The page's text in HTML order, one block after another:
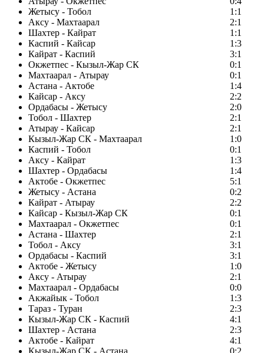
Жетысу - Тобол
1:1
Аксу - Махтаарал
2:1
Шахтер - Кайрат
1:1
Каспий - Кайсар
1:3
Кайрат - Каспий
3:1
Окжетпес - Кызыл-Жар СК
0:1
Махтаарал - Атырау
0:1
Астана - Актобе
1:4
Кайсар - Аксу
2:2
Ордабасы - Жетысу
2:0
Тобол - Шахтер
2:1
Атырау - Кайсар
2:1
Кызыл-Жар СК - Махтаарал
1:0
Каспий - Тобол
0:1
Аксу - Кайрат
1:3
Шахтер - Ордабасы
1:4
Актобе - Окжетпес
5:1
Жетысу - Астана
0:2
Кайрат - Атырау
2:2
Кайсар - Кызыл-Жар СК
0:1
Махтаарал - Окжетпес
0:1
Астана - Шахтер
2:1
Тобол - Аксу
3:1
Ордабасы - Каспий
3:1
Актобе - Жетысу
1:0
Аксу - Атырау
2:1
Махтаарал - Ордабасы
0:0
Акжайык - Тобол
1:3
Тараз - Туран
2:3
Кызыл-Жар СК - Каспий
4:1
Шахтер - Астана
2:3
Актобе - Кайрат
4:1